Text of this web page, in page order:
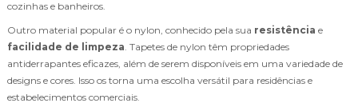
cozinhas e banheiros.
Outro material popular é o nylon, conhecido pela sua resistência e
facilidade de limpeza . Tapetes de nylon têm propriedades
antiderrapantes eficazes, além de serem disponíveis em uma variedade de
designs e cores. Isso os torna uma escolha versátil para residências e
estabelecimentos comerciais.